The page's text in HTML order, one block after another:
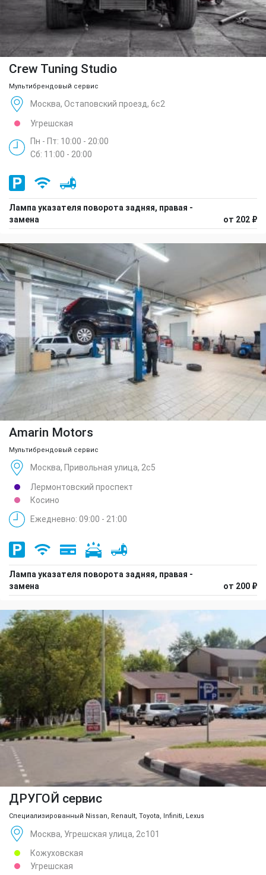
Crew Tuning Studio
Мультибрендовый сервис
Москва, Остаповский проезд, 6с2
Угрешская
Пн - Пт: 10:00 - 20:00
Сб: 11:00 - 20:00
Лампа указателя поворота задняя, правая -
замена
от 202 ₽
Amarin Motors
Мультибрендовый сервис
Москва, Привольная улица, 2с5
Лермонтовский проспект
Косино
Ежедневно: 09:00 - 21:00
Лампа указателя поворота задняя, правая -
замена
от 200 ₽
ДРУГОЙ сервис
Специализированный Nissan, Renault, Toyota, Infiniti, Lexus
Москва, Угрешская улица, 2с101
Кожуховская
Угрешская